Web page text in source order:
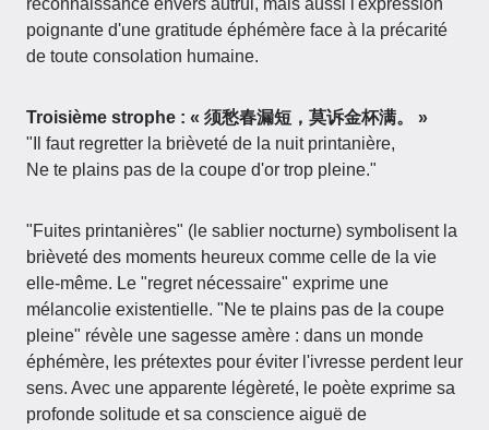
reconnaissance envers autrui, mais aussi l'expression
poignante d'une gratitude éphémère face à la précarité
de toute consolation humaine.
Troisième strophe : « 须愁春漏短，莫诉金杯满。 »
"Il faut regretter la brièveté de la nuit printanière,
Ne te plains pas de la coupe d'or trop pleine."
"Fuites printanières" (le sablier nocturne) symbolisent la
brièveté des moments heureux comme celle de la vie
elle-même. Le "regret nécessaire" exprime une
mélancolie existentielle. "Ne te plains pas de la coupe
pleine" révèle une sagesse amère : dans un monde
éphémère, les prétextes pour éviter l'ivresse perdent leur
sens. Avec une apparente légèreté, le poète exprime sa
profonde solitude et sa conscience aiguë de